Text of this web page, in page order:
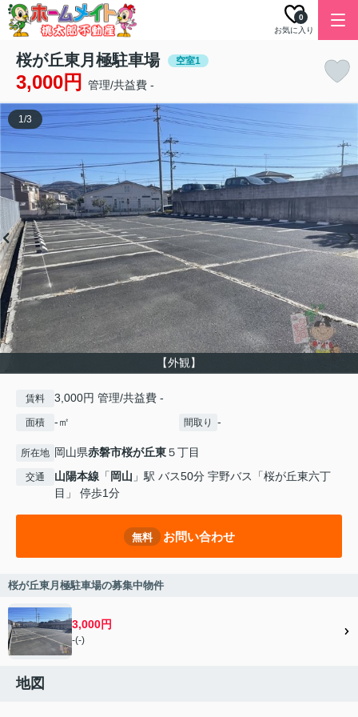
お気に入り
0
桜が丘東月極駐車場 空室1
3,000円 管理/共益費 -
【外観】
1/3
賃料 3,000円 管理/共益費 -
面積 -㎡ 間取り -
所在地 岡山県赤磐市桜が丘東５丁目
交通 山陽本線 「 岡山 」駅 バス50分 宇野バス「桜が丘東六丁
目」 停歩1分
無料 お問い合わせ
桜が丘東月極駐車場の募集中物件
3,000円
-(-)
地図